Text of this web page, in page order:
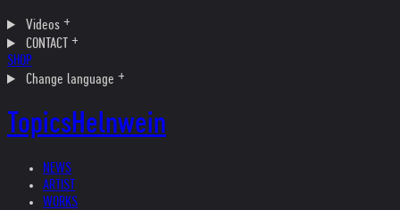
Videos
CONTACT
SHOP
Change language
TopicsHelnwein
NEWS
ARTIST
WORKS